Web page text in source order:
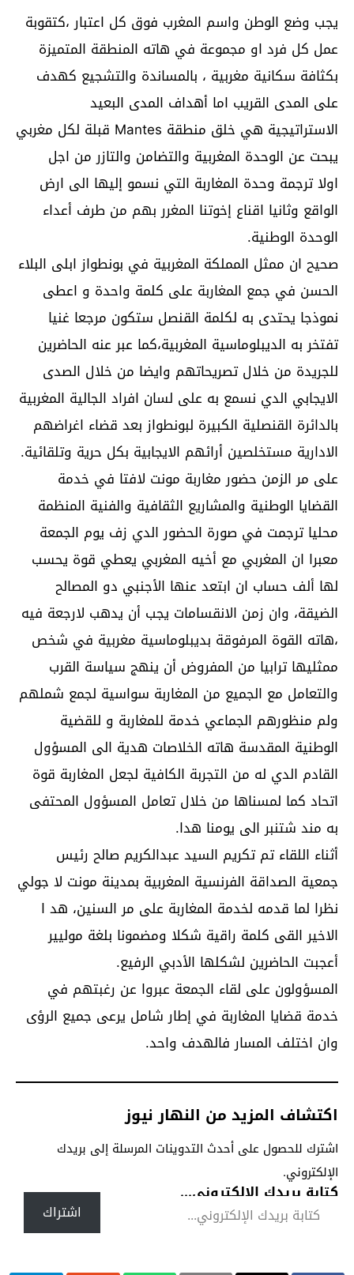
يجب وضع الوطن واسم المغرب فوق كل اعتبار ،كتقوبة
عمل كل فرد او مجموعة في هاته المنطقة المتميزة
بكثافة سكانية مغربية ، بالمساندة والتشجيع كهدف
على المدى القريب اما أهداف المدى البعيد
الاستراتيجية هي خلق منطقة Mantes قبلة لكل مغربي
يبحت عن الوحدة المغربية والتضامن والتازر من اجل
اولا ترجمة وحدة المغاربة التي نسمو إليها الى ارض
الواقع وثانيا اقناع إخوتنا المغرر بهم من طرف أعداء
الوحدة الوطنية.
صحيح ان ممثل المملكة المغربية في بونطواز ابلى البلاء
الحسن في جمع المغاربة على كلمة واحدة و اعطى
نموذجا يحتدى به لكلمة القنصل ستكون مرجعا غنيا
تفتخر به الديبلوماسية المغربية،كما عبر عنه الحاضرين
للجريدة من خلال تصريحاتهم وايضا من خلال الصدى
الايجابي الدي نسمع به على لسان افراد الجالية المغربية
بالدائرة القنصلية الكبيرة لبونطواز بعد قضاء اغراضهم
الادارية مستخلصين أرائهم الايجابية بكل حرية وتلقائية.
على مر الزمن حضور مغاربة مونت لافتا في خدمة
القضايا الوطنية والمشاريع الثقافية والفنية المنظمة
محليا ترجمت في صورة الحضور الدي زف يوم الجمعة
معبرا ان المغربي مع أخيه المغربي يعطي قوة يحسب
لها ألف حساب ان ابتعد عنها الأجنبي دو المصالح
الضيقة، وان زمن الانقسامات يجب أن يدهب لارجعة فيه
،هاته القوة المرفوقة بديبلوماسية مغربية في شخص
ممثليها ترابيا من المفروض أن ينهج سياسة القرب
والتعامل مع الجميع من المغاربة سواسية لجمع شملهم
ولم منظورهم الجماعي خدمة للمغاربة و للقضية
الوطنية المقدسة هاته الخلاصات هدية الى المسؤول
القادم الدي له من التجربة الكافية لجعل المغاربة قوة
اتحاد كما لمسناها من خلال تعامل المسؤول المحتفى
به مند شتنبر الى يومنا هدا.
أثناء اللقاء تم تكريم السيد عبدالكريم صالح رئيس
جمعية الصداقة الفرنسية المغربية بمدينة مونت لا جولي
نظرا لما قدمه لخدمة المغاربة على مر السنين، هد ا
الاخير القى كلمة راقية شكلا ومضمونا بلغة موليير
أعجبت الحاضرين لشكلها الأدبي الرفيع.
المسؤولون على لقاء الجمعة عبروا عن رغبتهم في
خدمة قضايا المغاربة في إطار شامل يرعى جميع الرؤى
وان اختلف المسار فالهدف واحد.
اكتشاف المزيد من النهار نيوز
اشترك للحصول على أحدث التدوينات المرسلة إلى بريدك
الإلكتروني.
كتابة بريدك الإلكتروني...
اشتراك